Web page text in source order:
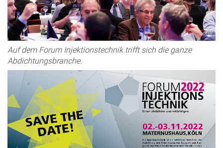
Auf dem Forum Injektionstechnik trifft sich die ganze
Abdichtungsbranche.